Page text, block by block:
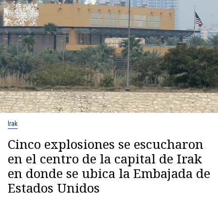
Irak
Cinco explosiones se escucharon
en el centro de la capital de Irak
en donde se ubica la Embajada de
Estados Unidos